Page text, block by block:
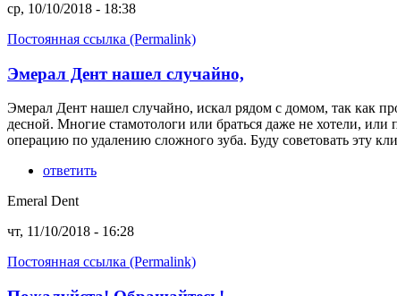
ср, 10/10/2018 - 18:38
Постоянная ссылка (Permalink)
Эмерал Дент нашел случайно,
Эмерал Дент нашел случайно, искал рядом с домом, так как
десной. Многие стамотологи или браться даже не хотели,
операцию по удалению сложного зуба. Буду советовать эту
ответить
Emeral Dent
чт, 11/10/2018 - 16:28
Постоянная ссылка (Permalink)